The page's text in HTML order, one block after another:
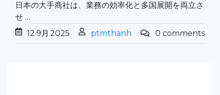
日本の大手商社は、業務の効率化と多国展開を両立さ
せ …
12 9月 2025 ptmthanh 0 comments